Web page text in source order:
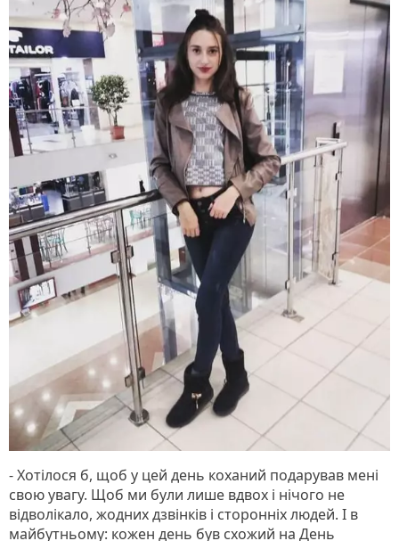
- Хотілося б, щоб у цей день коханий подарував мені
свою увагу. Щоб ми були лише вдвох і нічого не
відволікало, жодних дзвінків і сторонніх людей. І в
майбутньому: кожен день був схожий на День